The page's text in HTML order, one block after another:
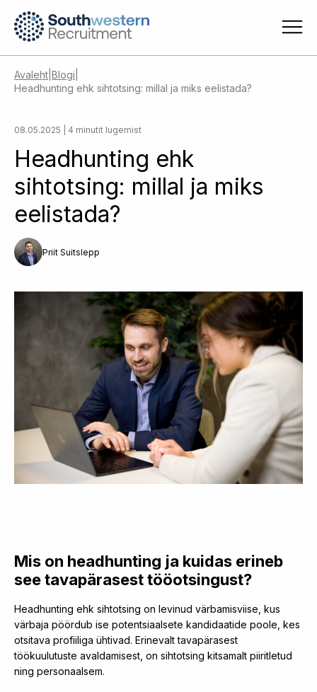
Avaleht Blogi
Headhunting ehk sihtotsing: millal ja miks eelistada?
08.05.2025 | 4 minutit lugemist
Headhunting ehk
sihtotsing: millal ja miks
eelistada?
Priit Suitslepp
Mis on headhunting ja kuidas erineb
see tavapärasest tööotsingust?
Headhunting ehk sihtotsing on levinud värbamisviise, kus
värbaja pöördub ise potentsiaalsete kandidaatide poole, kes
otsitava profiiliga ühtivad. Erinevalt tavapärasest
töökuulutuste avaldamisest, on sihtotsing kitsamalt piiritletud
ning personaalsem.